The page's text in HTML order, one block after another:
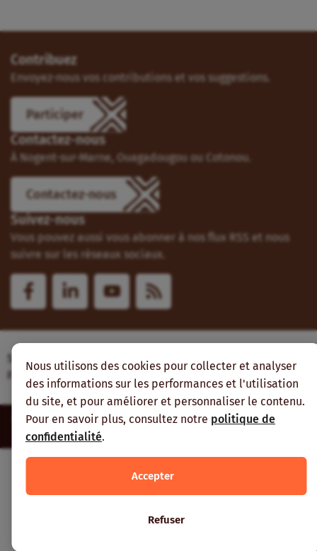
Nous utilisons des cookies pour collecter et analyser
des informations sur les performances et l'utilisation
du site, et pour améliorer et personnaliser le contenu.
Pour en savoir plus, consultez notre politique de
confidentialité.
Accepter
Refuser
Contribuez
Envoyez-nous vos contributions et vos suggestions.
Participer
Contactez-nous
À Nogent-sur-Marne, Ouagadougou ou Cotonou.
Contactez-nous
Suivez-nous
Vous pouvez aussi vous abonner à nos flux RSS et nous
suivre sur les réseaux sociaux.
Site web réalisé avec le soutien de l’Agence
Française de Développement
Inter-réseaux | Tous droits réservés |Mentions légales |Plan du